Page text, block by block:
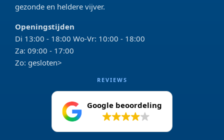
gezonde en heldere vijver.
Openingstijden
Di 13:00 - 18:00 Wo-Vr: 10:00 - 18:00
Za: 09:00 - 17:00
Zo: gesloten>
REVIEWS
Google beoordeling